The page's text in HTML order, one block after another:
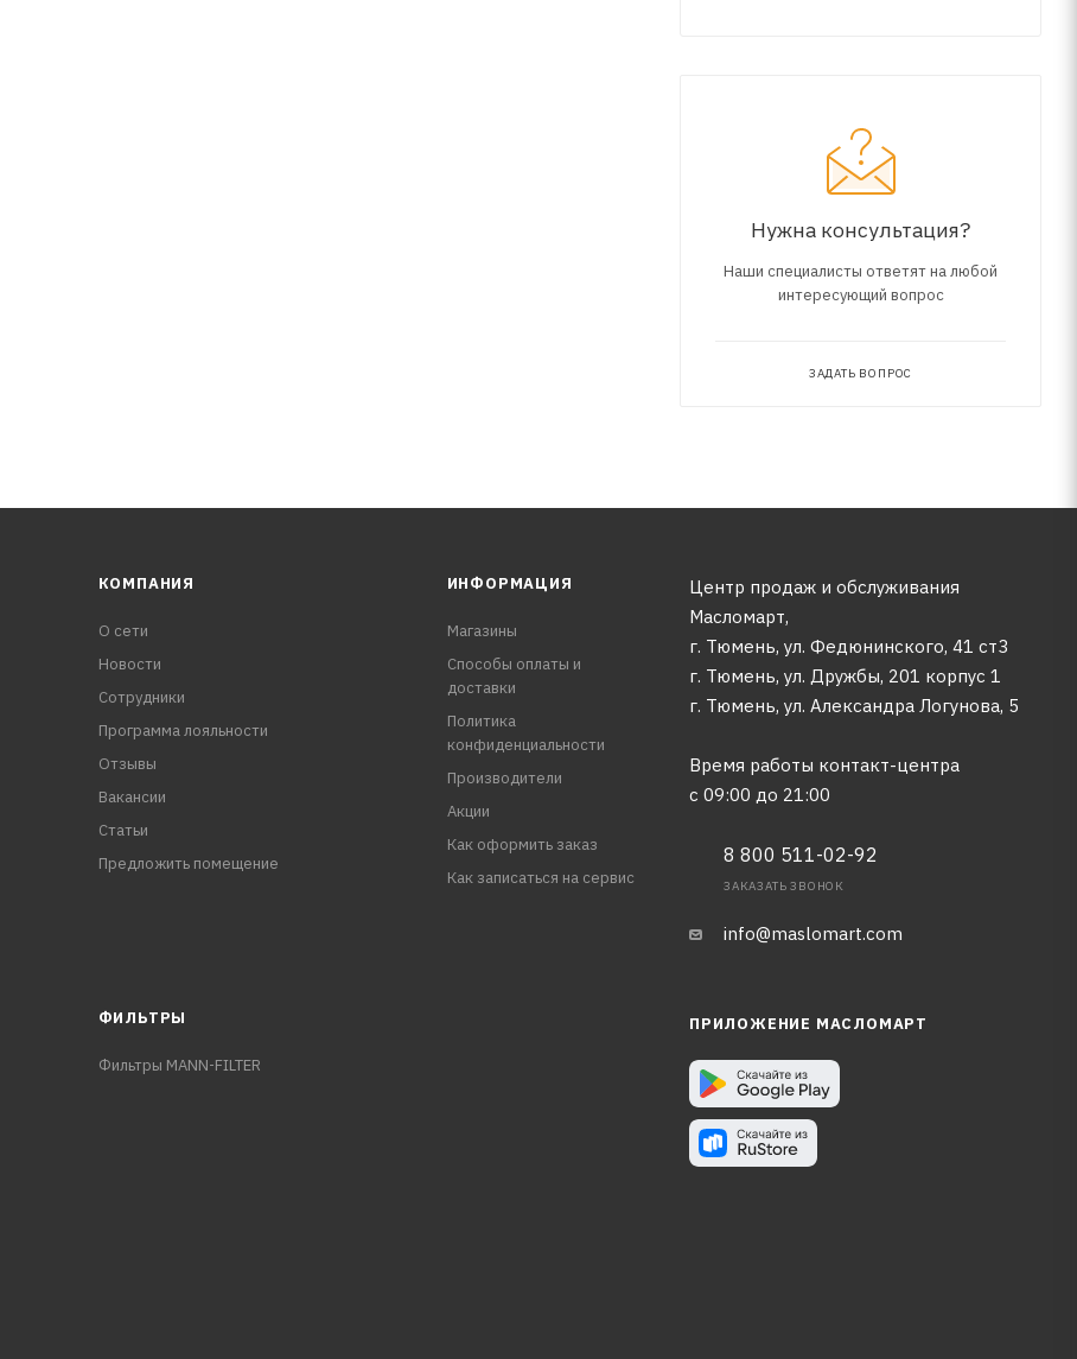
Нужна консультация?
Наши специалисты ответят на любой
интересующий вопрос
ЗАДАТЬ ВОПРОС
КОМПАНИЯ
О сети
Новости
Сотрудники
Программа лояльности
Отзывы
Вакансии
Статьи
Предложить помещение
ИНФОРМАЦИЯ
Магазины
Способы оплаты и
доставки
Политика
конфиденциальности
Производители
Акции
Как оформить заказ
Как записаться на сервис
Центр продаж и обслуживания
Масломарт,
г. Тюмень, ул. Федюнинского, 41 ст3
г. Тюмень, ул. Дружбы, 201 корпус 1
г. Тюмень, ул. Александра Логунова, 5
Время работы контакт-центра
с 09:00 до 21:00
8 800 511-02-92
ЗАКАЗАТЬ ЗВОНОК
info@maslomart.com
ФИЛЬТРЫ
Фильтры MANN-FILTER
ПРИЛОЖЕНИЕ МАСЛОМАРТ